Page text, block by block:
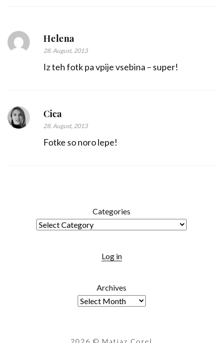
Helena
28. August, 2013
Iz teh fotk pa vpije vsebina – super!
Cica
28. August, 2013
Fotke so noro lepe!
Categories
Log in
Archives
2026 © Matjaz Corel